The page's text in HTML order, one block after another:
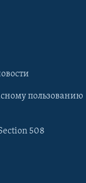
пользованию
508